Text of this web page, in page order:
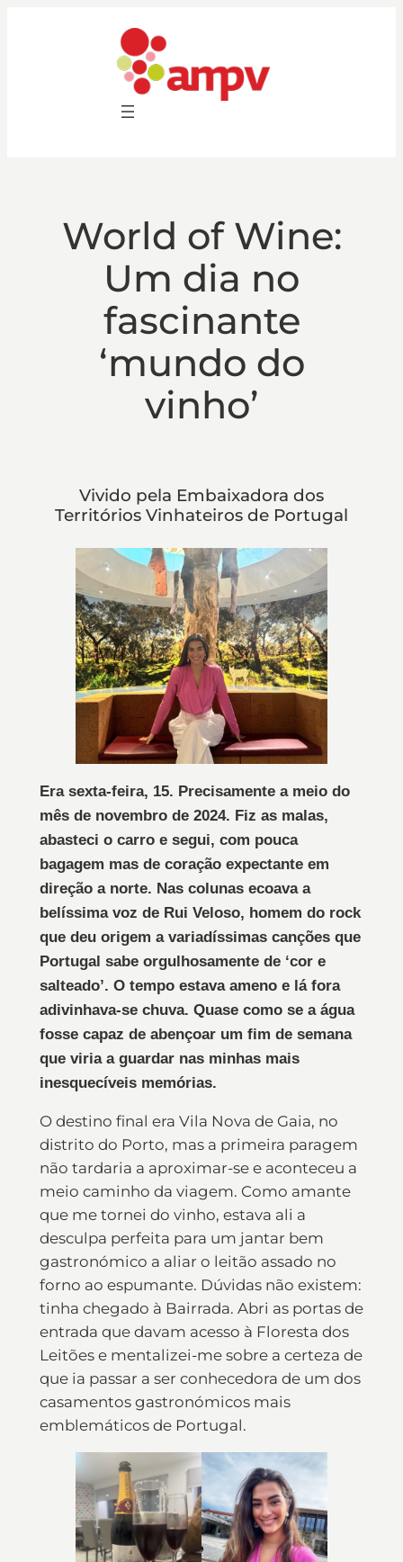
World of Wine:
Um dia no
fascinante
‘mundo do
vinho’
Vivido pela Embaixadora dos
Territórios Vinhateiros de Portugal
Era sexta-feira, 15. Precisamente a meio do
mês de novembro de 2024. Fiz as malas,
abasteci o carro e segui, com pouca
bagagem mas de coração expectante em
direção a norte. Nas colunas ecoava a
belíssima voz de Rui Veloso, homem do rock
que deu origem a variadíssimas canções que
Portugal sabe orgulhosamente de ‘cor e
salteado’. O tempo estava ameno e lá fora
adivinhava-se chuva. Quase como se a água
fosse capaz de abençoar um fim de semana
que viria a guardar nas minhas mais
inesquecíveis memórias.
O destino final era Vila Nova de Gaia, no
distrito do Porto, mas a primeira paragem
não tardaria a aproximar-se e aconteceu a
meio caminho da viagem. Como amante
que me tornei do vinho, estava ali a
desculpa perfeita para um jantar bem
gastronómico a aliar o leitão assado no
forno ao espumante. Dúvidas não existem:
tinha chegado à Bairrada. Abri as portas de
entrada que davam acesso à Floresta dos
Leitões e mentalizei-me sobre a certeza de
que ia passar a ser conhecedora de um dos
casamentos gastronómicos mais
emblemáticos de Portugal.